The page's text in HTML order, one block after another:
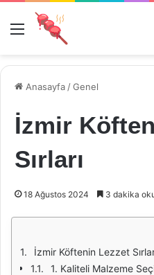
Menü
Anasayfa /Genel
İzmir
Sırları
18 Ağustos 2024 3 dakika
İzmir Köftenin Lezzet
1. Kaliteli Malzeme